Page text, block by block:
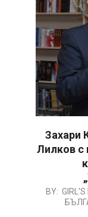
Захари
Лилков с
2022-
BY: GIRL'S